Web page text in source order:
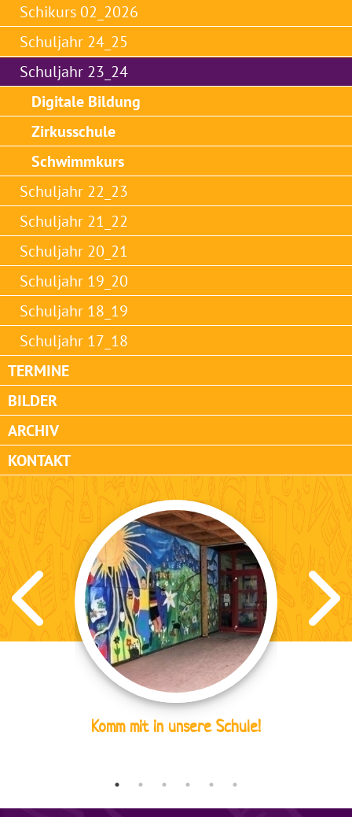
Schikurs 02_2026
Schuljahr 24_25
Schuljahr 23_24
Digitale Bildung
Zirkusschule
Schwimmkurs
Schuljahr 22_23
Schuljahr 21_22
Schuljahr 20_21
Schuljahr 19_20
Schuljahr 18_19
Schuljahr 17_18
TERMINE
BILDER
ARCHIV
KONTAKT
Komm mit in unsere Schule!